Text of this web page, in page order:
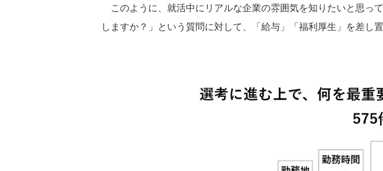
このように、就活中にリアルな企業の雰囲気を知りたいと思っ
しますか？」という質問に対して、「給与」「福利厚生」を差し